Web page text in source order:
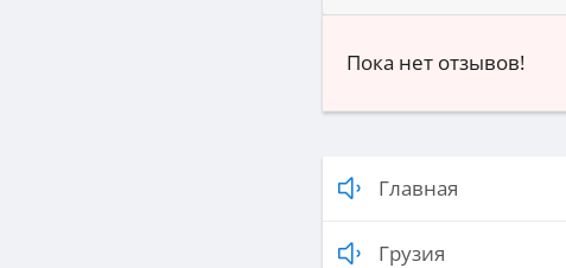
Пока нет отзывов!
Главная
Грузия